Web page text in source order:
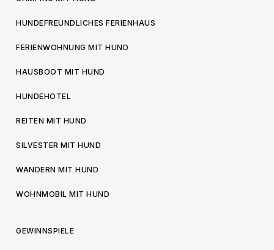
HUNDEFREUNDLICHES FERIENHAUS
FERIENWOHNUNG MIT HUND
HAUSBOOT MIT HUND
HUNDEHOTEL
REITEN MIT HUND
SILVESTER MIT HUND
WANDERN MIT HUND
WOHNMOBIL MIT HUND
GEWINNSPIELE